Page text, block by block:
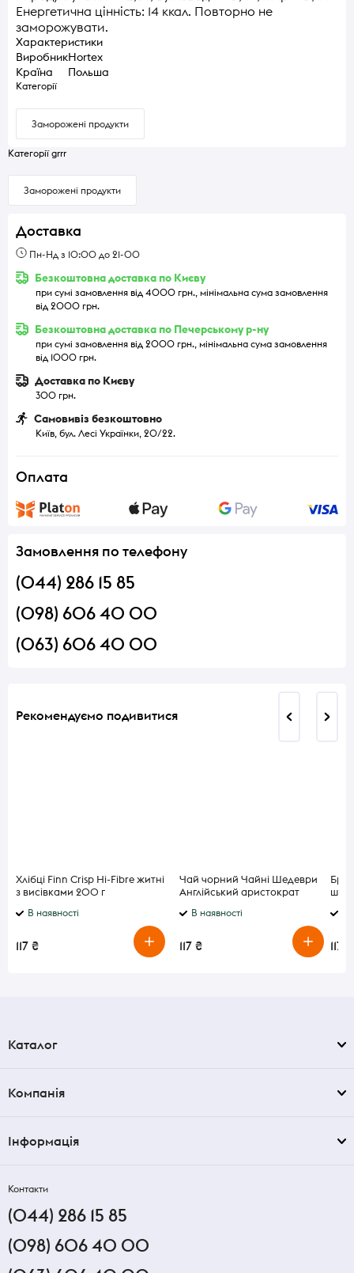
Енергетична цінність: 14 ккал. Повторно не
заморожувати.
Характеристики
ВиробникHortex
Країна
Польша
Категорії
Заморожені продукти
Категорії grrr
Заморожені продукти
Доставка
Пн-Нд з 10:00 до 21-00
Безкоштовна доставка по Києву
при сумі замовлення від 4000 грн., мінімальна сума замовлення
від 2000 грн.
Безкоштовна доставка по Печерському р-ну
при сумі замовлення від 2000 грн., мінімальна сума замовлення
від 1000 грн.
Доставка по Києву
300 грн.
Самовивіз безкоштовно
Київ, бул. Лесі Українки, 20/22.
Оплата
Замовлення по телефону
(044) 286 15 85
(098) 606 40 00
(063) 606 40 00
Рекомендуємо подивитися
Хлібці Finn Crisp Hi-Fibre житні
з висівками 200 г
В наявності
117 ₴
Чай чорний Чайні Шедеври
Англійський аристократ
В наявності
117 ₴ 117 ₴
Каталог
Компанія
Інформація
Контакти
(044) 286 15 85
(098) 606 40 00